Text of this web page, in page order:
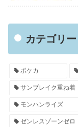
カテゴリー
ポケカ
サンブレイク重ね着
モンハンライズ
ゼンレスゾーンゼロ